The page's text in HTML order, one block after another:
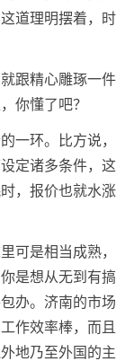
道理明摆着，时
跟精心雕琢一件
你懂了吧？
一环。比方说，
定诸多条件，这
，报价也就水涨
可是相当成熟，
是想从无到有搞
办。济南的市场
作效率棒，而且
地乃至外国的主